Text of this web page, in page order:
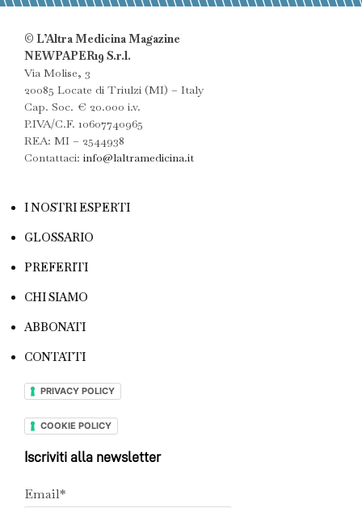
© L’Altra Medicina Magazine
NEWPAPER19 S.r.l.
Via Molise, 3
20085 Locate di Triulzi (MI) – Italy
Cap. Soc. € 20.000 i.v.
P.IVA/C.F. 10607740965
REA: MI – 2544938
Contattaci: info@laltramedicina.it
I NOSTRI ESPERTI
GLOSSARIO
PREFERITI
CHI SIAMO
ABBONATI
CONTATTI
PRIVACY POLICY
COOKIE POLICY
Iscriviti alla newsletter
Email*